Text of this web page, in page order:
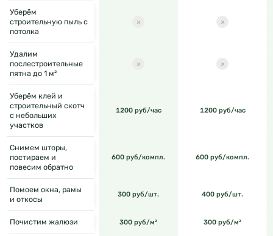
Уберём
строительную пыль с
потолка
Удалим
послестроительные
пятна до 1 м²
Уберём клей и
строительный скотч
с небольших
участков
1200 руб/час 1200 руб/час
Снимем шторы,
постираем и
повесим обратно
600 руб/компл. 600 руб/компл.
Помоем окна, рамы
и откосы
300 руб/шт. 400 руб/шт.
Почистим жалюзи 300 руб/м² 300 руб/м²